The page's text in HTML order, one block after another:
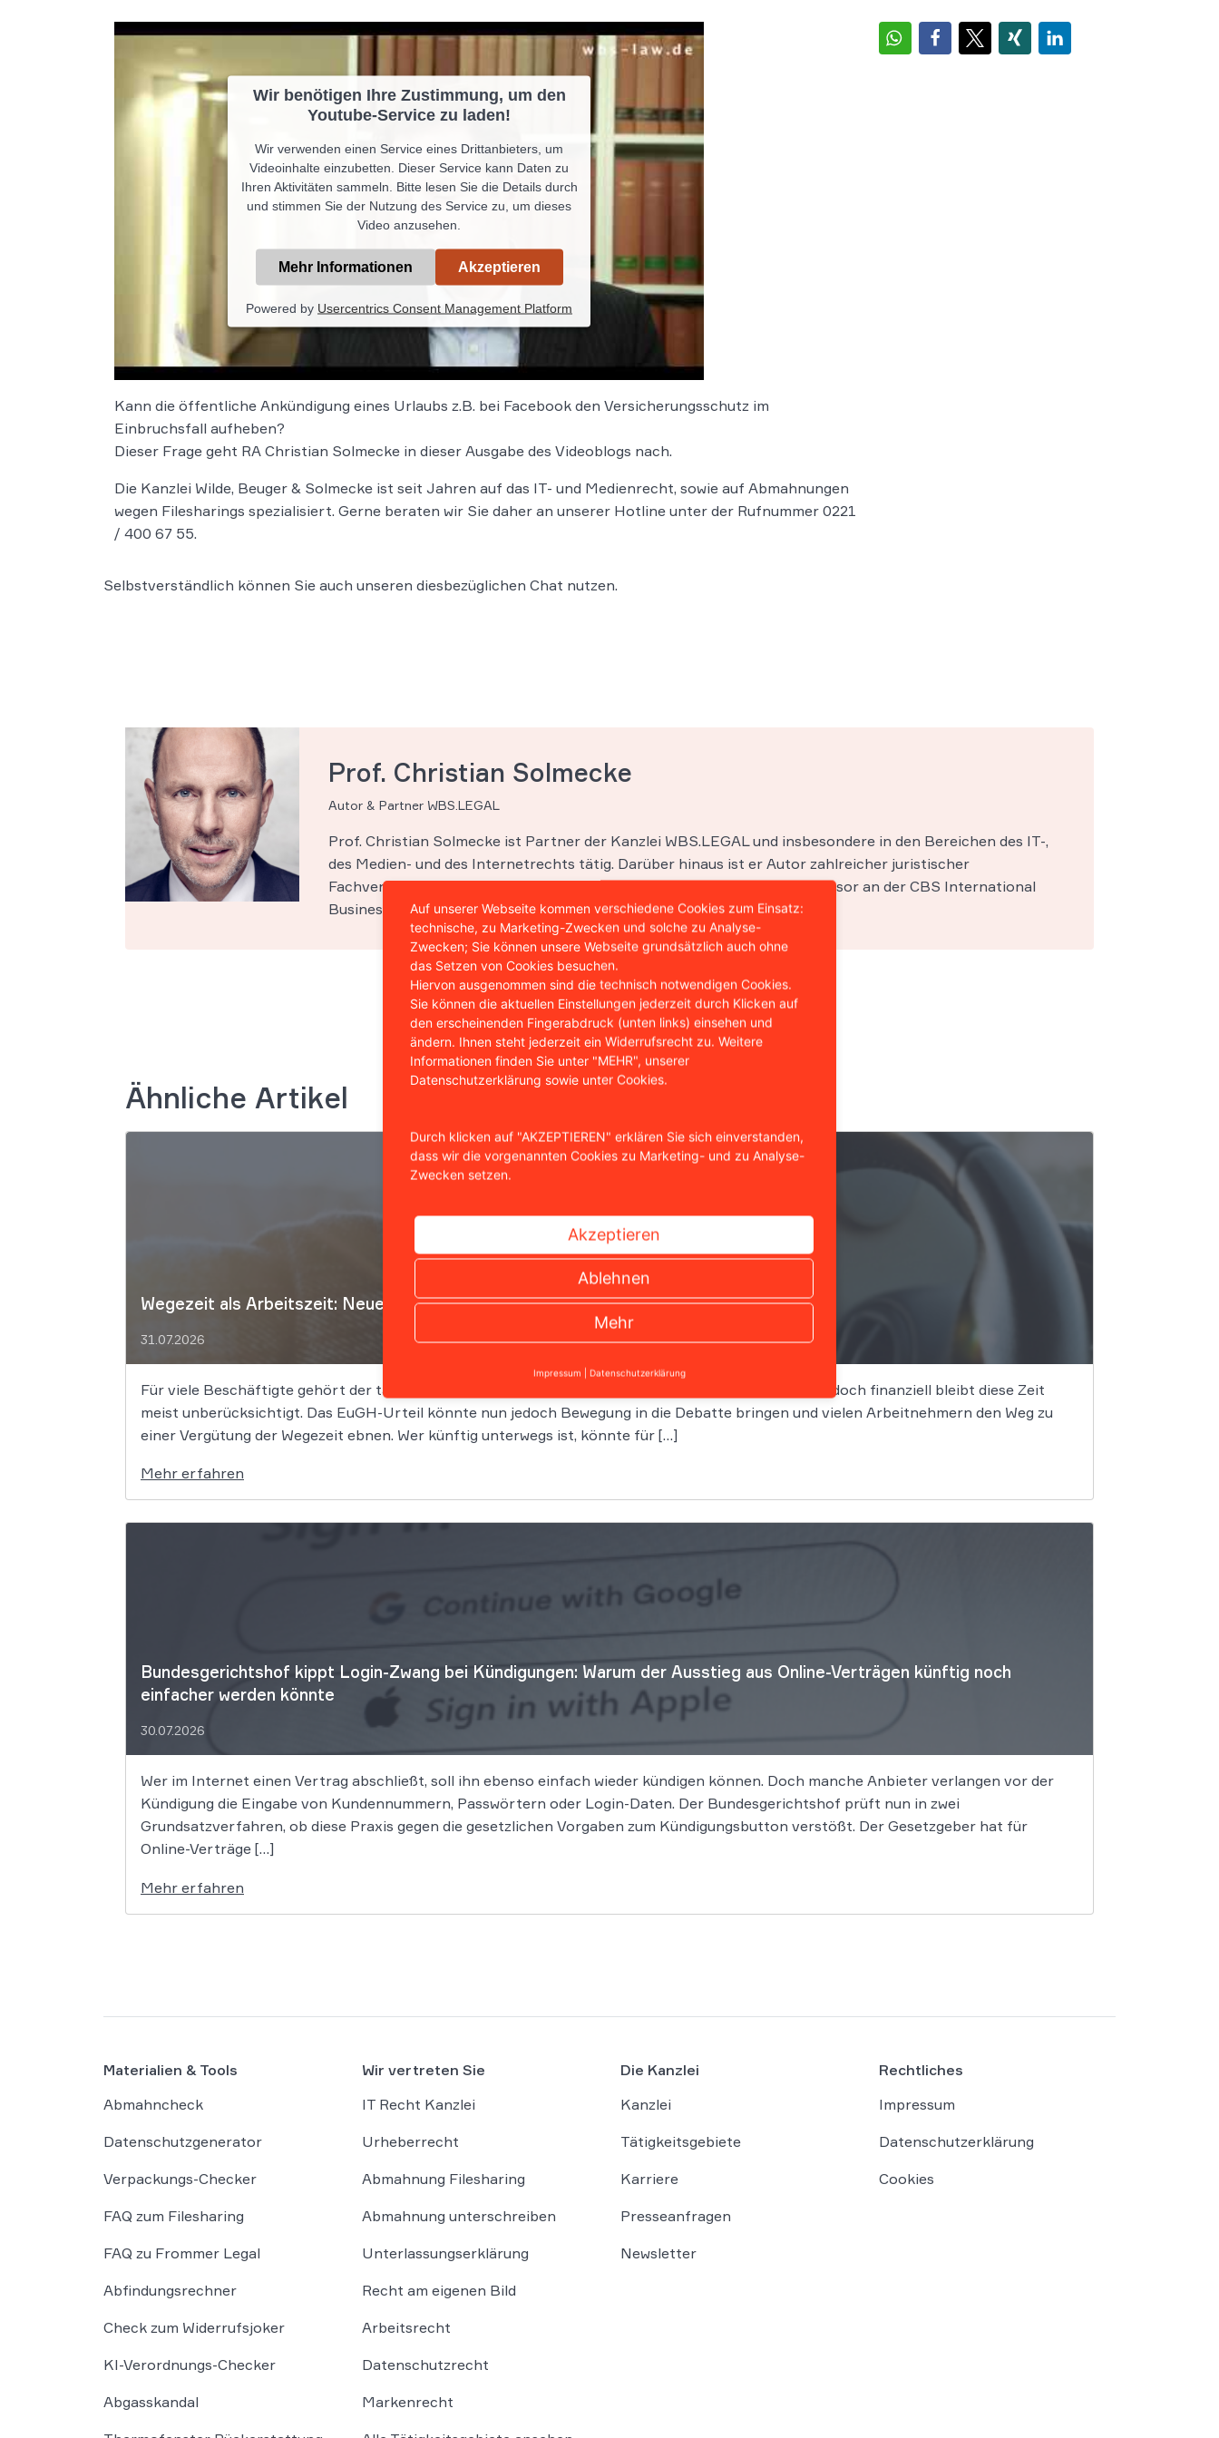
Wir benötigen Ihre Zustimmung, um den
Youtube-Service zu laden!
Wir verwenden einen Service eines Drittanbieters, um
Videoinhalte einzubetten. Dieser Service kann Daten zu
Ihren Aktivitäten sammeln. Bitte lesen Sie die Details durch
und stimmen Sie der Nutzung des Service zu, um dieses
Video anzusehen.
Mehr Informationen Akzeptieren
Powered by Usercentrics Consent Management Platform
Kann die öffentliche Ankündigung eines Urlaubs z.B. bei Facebook den Versicherungsschutz im
Einbruchsfall aufheben?
Dieser Frage geht RA Christian Solmecke in dieser Ausgabe des Videoblogs nach.
Die Kanzlei Wilde, Beuger & Solmecke ist seit Jahren auf das IT- und Medienrecht, sowie auf Abmahnungen
wegen Filesharings spezialisiert. Gerne beraten wir Sie daher an unserer Hotline unter der Rufnummer 0221
/ 400 67 55.
Selbstverständlich können Sie auch unseren diesbezüglichen Chat nutzen.
Prof. Christian Solmecke
Autor & Partner WBS.LEGAL
Prof. Christian Solmecke ist Partner der Kanzlei WBS.LEGAL und insbesondere in den Bereichen des IT-,
des Medien- und des Internetrechts tätig. Darüber hinaus ist er Autor zahlreicher juristischer
Fachveröffentlichungen in diesen Bereichen und lehrt als Honorarprofessor an der CBS International
Business School in Köln.
Ähnliche Artikel
Wegezeit als Arbeitszeit: Neues Urteil könnte Pendlern spürbar mehr Geld bringen
31.07.2026
Für viele Beschäftigte gehört der tägliche Weg zur Arbeit zu den zeitintensivsten Phasen des Tages, doch finanziell bleibt diese Zeit
meist unberücksichtigt. Das EuGH-Urteil könnte nun jedoch Bewegung in die Debatte bringen und vielen Arbeitnehmern den Weg zu
einer Vergütung der Wegezeit ebnen. Wer künftig unterwegs ist, könnte für […]
Mehr erfahren
Bundesgerichtshof kippt Login-Zwang bei Kündigungen: Warum der Ausstieg aus Online-Verträgen künftig noch
einfacher werden könnte
30.07.2026
Wer im Internet einen Vertrag abschließt, soll ihn ebenso einfach wieder kündigen können. Doch manche Anbieter verlangen vor der
Kündigung die Eingabe von Kundennummern, Passwörtern oder Login-Daten. Der Bundesgerichtshof prüft nun in zwei
Grundsatzverfahren, ob diese Praxis gegen die gesetzlichen Vorgaben zum Kündigungsbutton verstößt. Der Gesetzgeber hat für
Online-Verträge […]
Mehr erfahren
Materialien & Tools
Abmahncheck
Datenschutzgenerator
Verpackungs-Checker
FAQ zum Filesharing
FAQ zu Frommer Legal
Abfindungsrechner
Check zum Widerrufsjoker
KI-Verordnungs-Checker
Abgasskandal
Wir vertreten Sie
IT Recht Kanzlei
Urheberrecht
Abmahnung Filesharing
Abmahnung unterschreiben
Unterlassungserklärung
Recht am eigenen Bild
Arbeitsrecht
Datenschutzrecht
Markenrecht
Die Kanzlei
Kanzlei
Tätigkeitsgebiete
Karriere
Presseanfragen
Newsletter
Rechtliches
Impressum
Datenschutzerklärung
Cookies
Auf unserer Webseite kommen verschiedene Cookies zum Einsatz:
technische, zu Marketing-Zwecken und solche zu Analyse-
Zwecken; Sie können unsere Webseite grundsätzlich auch ohne
das Setzen von Cookies besuchen.
Hiervon ausgenommen sind die technisch notwendigen Cookies.
Sie können die aktuellen Einstellungen jederzeit durch Klicken auf
den erscheinenden Fingerabdruck (unten links) einsehen und
ändern. Ihnen steht jederzeit ein Widerrufsrecht zu. Weitere
Informationen finden Sie unter "MEHR", unserer
Datenschutzerklärung sowie unter Cookies.
Durch klicken auf "AKZEPTIEREN" erklären Sie sich einverstanden,
dass wir die vorgenannten Cookies zu Marketing- und zu Analyse-
Zwecken setzen.
Akzeptieren
Ablehnen
Mehr
Impressum | Datenschutzerklärung